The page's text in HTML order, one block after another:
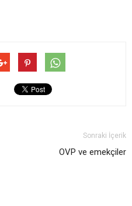
Sonraki İçerik
OVP ve emekçiler